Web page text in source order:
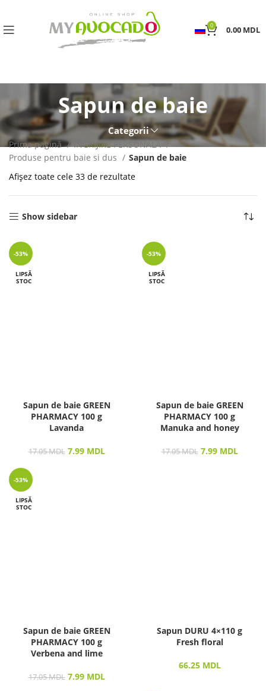
0 0.00 MDL
Sapun de baie
Categorii
Prima pagină
INGRIJIRE PERSONALA
Produse pentru baie si dus
Sapun de baie
Afișez toate cele 33 de rezultate
Show sidebar
-53%
LIPSĂ
STOC
Sapun de baie GREEN
PHARMACY 100 g
Lavanda
17.05MDL 7.99 MDL
-53%
LIPSĂ
STOC
Sapun de baie GREEN
PHARMACY 100 g
Manuka and honey
17.05MDL 7.99 MDL
-53%
LIPSĂ
STOC
Sapun de baie GREEN
PHARMACY 100 g
Verbena and lime
17.05MDL 7.99 MDL
Sapun DURU 4×110 g
Fresh floral
66.25 MDL